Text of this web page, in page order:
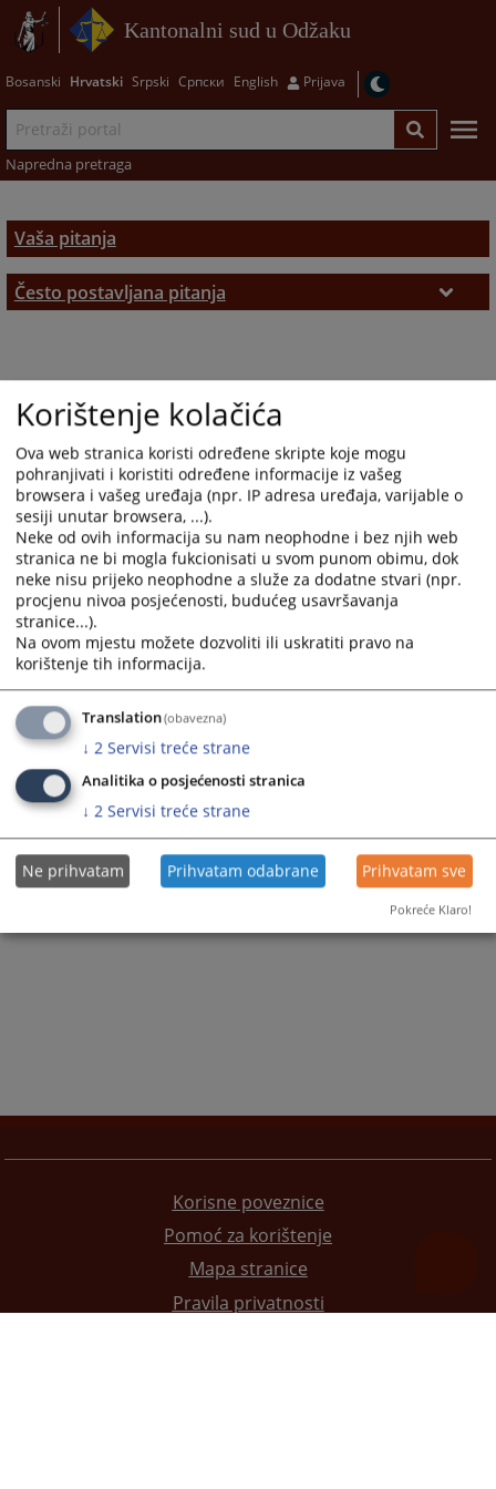
Kantonalni sud u Odžaku
Bosanski Hrvatski Srpski Српски English Prijava
Napredna pretraga
Vaša pitanja
Često postavljana pitanja
Korisne poveznice
Pomoć za korištenje
Mapa stranice
Pravila privatnosti
Korištenje kolačića
Ova web stranica koristi određene skripte koje mogu
pohranjivati i koristiti određene informacije iz vašeg
browsera i vašeg uređaja (npr. IP adresa uređaja, varijable o
sesiji unutar browsera, ...).
Neke od ovih informacija su nam neophodne i bez njih web
stranica ne bi mogla fukcionisati u svom punom obimu, dok
neke nisu prijeko neophodne a služe za dodatne stvari (npr.
procjenu nivoa posjećenosti, budućeg usavršavanja
stranice...).
Na ovom mjestu možete dozvoliti ili uskratiti pravo na
korištenje tih informacija.
Translation(obavezna)
↓ 2 Servisi treće strane
Analitika o posjećenosti stranica
↓ 2 Servisi treće strane
Ne prihvatam Prihvatam odabrane Prihvatam sve
Pokreće Klaro!